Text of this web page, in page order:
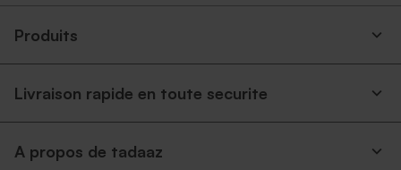
Enveloppe écologique papier
Produits
Livraison rapide en toute securite
A propos de tadaaz